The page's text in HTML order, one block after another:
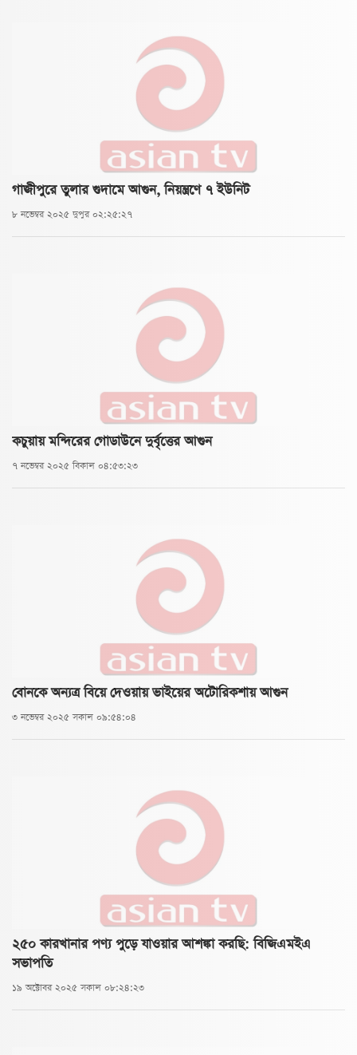
গাজীপুরে তুলার গুদামে আগুন, নিয়ন্ত্রণে ৭ ইউনিট
৮ নভেম্বর ২০২৫ দুপুর ০২:২৫:২৭
কচুয়ায় মন্দিরের গোডাউনে দুর্বৃত্তের আগুন
৭ নভেম্বর ২০২৫ বিকাল ০৪:৫৩:২৩
বোনকে অন্যত্র বিয়ে দেওয়ায় ভাইয়ের অটোরিকশায় আগুন
৩ নভেম্বর ২০২৫ সকাল ০৯:৫৪:০৪
২৫০ কারখানার পণ্য পুড়ে যাওয়ার আশঙ্কা করছি: বিজিএমইএ
সভাপতি
১৯ অক্টোবর ২০২৫ সকাল ০৮:২৪:২৩